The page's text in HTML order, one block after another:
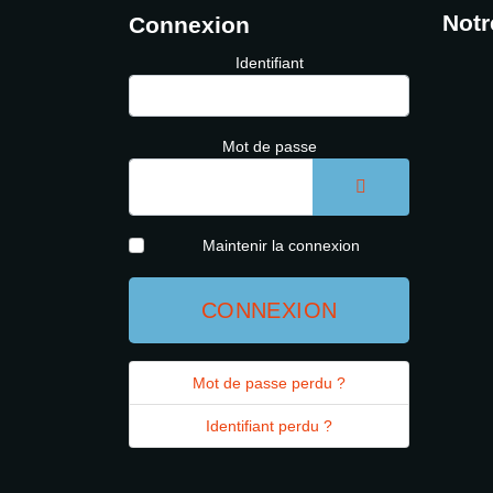
Connexion
Identifiant
Mot de passe
AFFICHER LE
Maintenir la connexion
CONNEXION
Mot de passe perdu ?
Identifiant perdu ?